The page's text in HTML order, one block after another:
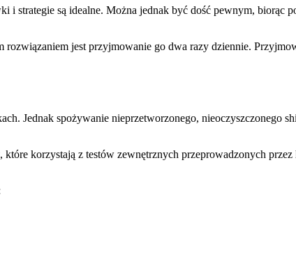
strategie są idealne. Można jednak być dość pewnym, biorąc
rozwiązaniem jest przyjmowanie go dwa razy dziennie.
Jednak spożywanie nieprzetworzonego, nieoczyszczonego
korzystają z testów zewnętrznych przeprowadzonych przez